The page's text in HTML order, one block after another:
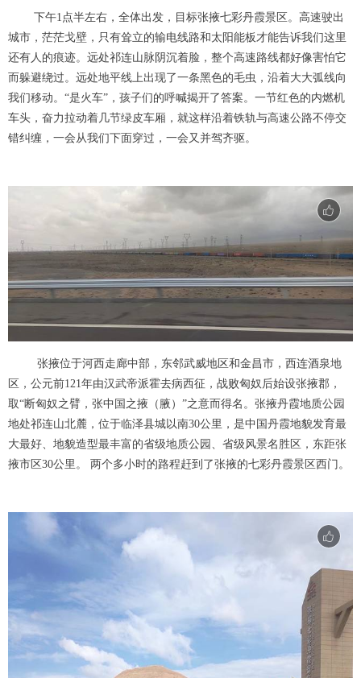
下午1点半左右，全体出发，目标张掖七彩丹霞景区。高速驶出
城市，茫茫戈壁，只有耸立的输电线路和太阳能板才能告诉我们这里
还有人的痕迹。远处祁连山脉阴沉着脸，整个高速路线都好像害怕它
而躲避绕过。远处地平线上出现了一条黑色的毛虫，沿着大大弧线向
我们移动。“是火车”，孩子们的呼喊揭开了答案。一节红色的内燃机
车头，奋力拉动着几节绿皮车厢，就这样沿着铁轨与高速公路不停交
错纠缠，一会从我们下面穿过，一会又并驾齐驱。
张掖位于河西走廊中部，东邻武威地区和金昌市，西连酒泉地
区，公元前121年由汉武帝派霍去病西征，战败匈奴后始设张掖郡，
取“断匈奴之臂，张中国之掖（腋）”之意而得名。张掖丹霞地质公园
地处祁连山北麓，位于临泽县城以南30公里，是中国丹霞地貌发育最
大最好、地貌造型最丰富的省级地质公园、省级风景名胜区，东距张
掖市区30公里。 两个多小时的路程赶到了张掖的七彩丹霞景区西门。